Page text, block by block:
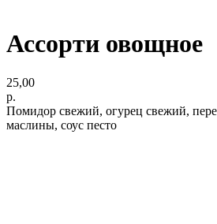
Ассорти овощное
25,00
р.
Помидор свежий, огурец свежий,
маслины, соус песто